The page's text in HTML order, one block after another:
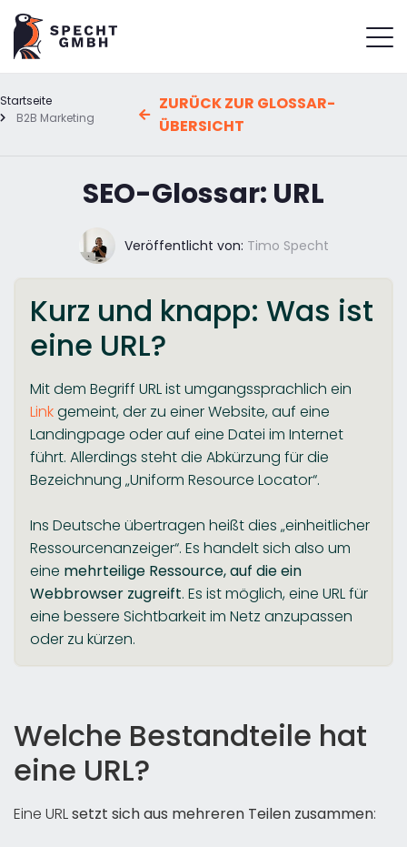
Startseite
B2B Marketing
ZURÜCK ZUR GLOSSAR-
ÜBERSICHT
SEO-Glossar: URL
Veröffentlicht von: Timo Specht
Kurz und knapp: Was ist
eine URL?
Mit dem Begriff URL ist umgangssprachlich ein
Linkgemeint, der zu einer Website, auf eine
Landingpage oder auf eine Datei im Internet
führt. Allerdings steht die Abkürzung für die
Bezeichnung „Uniform Resource Locator“.
Ins Deutsche übertragen heißt dies „einheitlicher
Ressourcenanzeiger“. Es handelt sich also um
eine mehrteilige Ressource, auf die ein
Webbrowser zugreift. Es ist möglich, eine URL für
eine bessere Sichtbarkeit im Netz anzupassen
oder zu kürzen.
Welche Bestandteile hat
eine URL?
Eine URLsetzt sich aus mehreren Teilen zusammen: